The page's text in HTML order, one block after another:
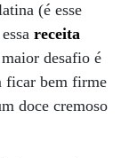
(é esse
receita
desafio é
ficar bem firme
doce cremoso